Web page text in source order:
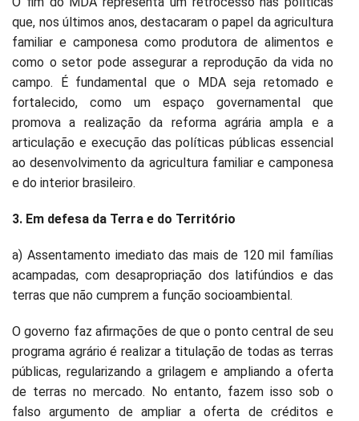
que, nos últimos anos, destacaram o papel da agricultura
familiar e camponesa como produtora de alimentos e
como o setor pode assegurar a reprodução da vida no
campo. É fundamental que o MDA seja retomado e
fortalecido, como um espaço governamental que
promova a realização da reforma agrária ampla e a
articulação e execução das políticas públicas essencial
ao desenvolvimento da agricultura familiar e camponesa
e do interior brasileiro.
3. Em defesa da Terra e do Território
a) Assentamento imediato das mais de 120 mil famílias
acampadas, com desapropriação dos latifúndios e das
terras que não cumprem a função socioambiental.
O governo faz afirmações de que o ponto central de seu
programa agrário é realizar a titulação de todas as terras
públicas, regularizando a grilagem e ampliando a oferta
de terras no mercado. No entanto, fazem isso sob o
falso argumento de ampliar a oferta de créditos e